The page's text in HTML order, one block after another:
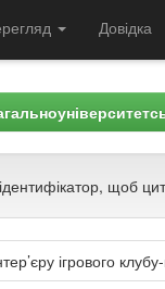
Довідка
щоб
ігрового